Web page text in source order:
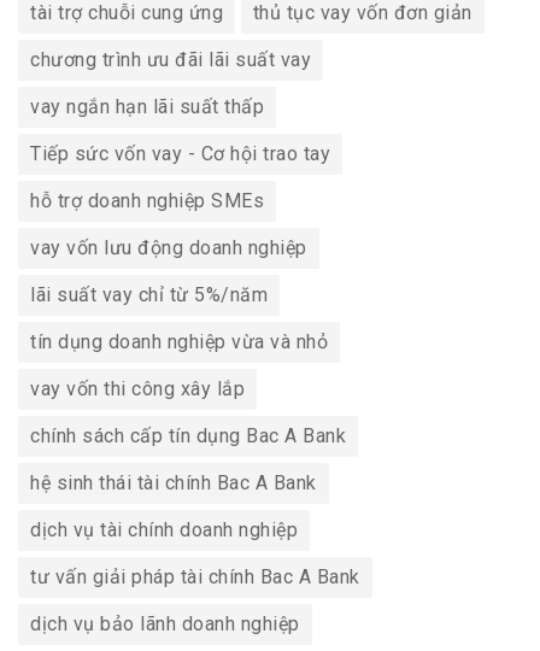
tài trợ chuỗi cung ứng thủ tục vay vốn đơn giản
chương trình ưu đãi lãi suất vay
vay ngắn hạn lãi suất thấp
Tiếp sức vốn vay - Cơ hội trao tay
hỗ trợ doanh nghiệp SMEs
vay vốn lưu động doanh nghiệp
lãi suất vay chỉ từ 5%/năm
tín dụng doanh nghiệp vừa và nhỏ
vay vốn thi công xây lắp
chính sách cấp tín dụng Bac A Bank
hệ sinh thái tài chính Bac A Bank
dịch vụ tài chính doanh nghiệp
tư vấn giải pháp tài chính Bac A Bank
dịch vụ bảo lãnh doanh nghiệp